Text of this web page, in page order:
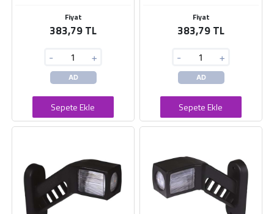
Fiyat
383,79 TL
- +
AD
Sepete Ekle
Fiyat
383,79 TL
- +
AD
Sepete Ekle